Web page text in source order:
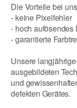
Die Vorteile bei
- keine Pixelfehler
- hoch aufösendes
- garantierte
Unsere
ausgebildeten
und
defekten Gerätes.